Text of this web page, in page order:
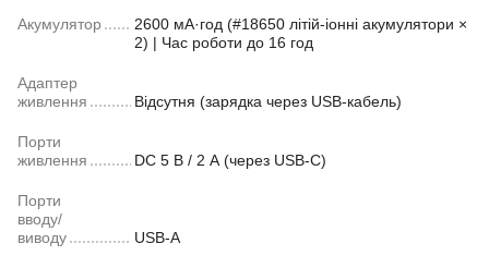
Акумулятор
2600 мА·год (#18650 літій-іонні акумулятори ×
2) | Час роботи до 16 год
Адаптер
живлення
Відсутня (зарядка через USB-кабель)
Порти
живлення
DC 5 В / 2 А (через USB-C)
Порти
вводу/
виводу
USB-A